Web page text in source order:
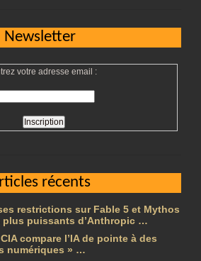
Newsletter
votre adresse email :
récents
restrictions sur Fable 5 et Mythos
plus puissants d’Anthropic …
compare l’IA de pointe à des
numériques » …